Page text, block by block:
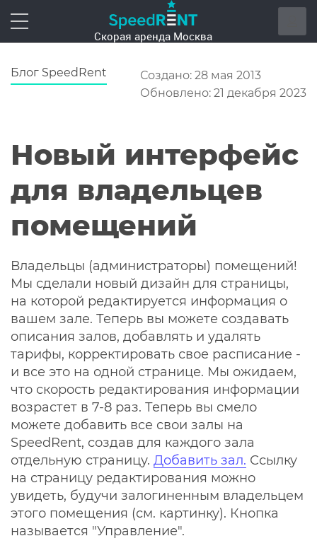
Блог SpeedRent
Создано: 28 мая 2013
Обновлено: 21 декабря 2023
Новый интерфейс
для владельцев
помещений
Владельцы (администраторы) помещений!
Мы сделали новый дизайн для страницы,
на которой редактируется информация о
вашем зале. Теперь вы можете создавать
описания залов, добавлять и удалять
тарифы, корректировать свое расписание -
и все это на одной странице. Мы ожидаем,
что скорость редактирования информации
возрастет в 7-8 раз. Теперь вы смело
можете добавить все свои залы на
SpeedRent, создав для каждого зала
отдельную страницу. Добавить зал. Ссылку
на страницу редактирования можно
увидеть, будучи залогиненным владельцем
этого помещения (см. картинку). Кнопка
называется "Управление".